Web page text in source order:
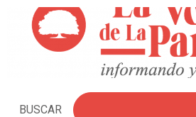
BUSCAR